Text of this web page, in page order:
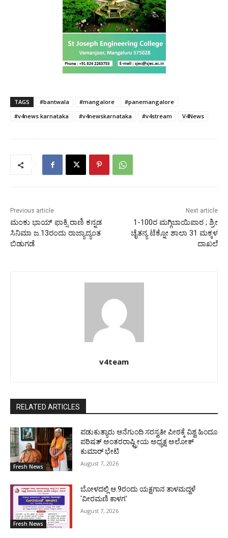
TAGS #bantwala #mangalore
#panemangalore
#v4news karnataka
#v4newskarnataka #v4stream V4News
Previous article
ಮಂಕು ಭಾಯ್ ಫಾಕ್ಸಿ ರಾಣಿ ಕನ್ನಡ
ಸಿನಿಮಾ ಜ.13ರಂದು ರಾಜ್ಯಾದ್ಯಂತ
ಬಿಡುಗಡೆ
Next article
1-100ರ ಮಗ್ಗಿಬಾಯಿಪಾಠ ; ಶ್ರೀ
ಚೈತನ್ಯ ಟೆಕ್ನೋ ಶಾಲಾ 31 ಮಕ್ಕಳ
ದಾಖಲೆ
v4team
RELATED ARTICLES
Fresh News
ಪಡುಕುತ್ಯಾರು ಆನೆಗುಂದಿ ಸರಸ್ವತೀ ಪೀಠಕ್ಕೆ ವಿಶ್ವ ಹಿಂದೂ
ಪರಿಷತ್ ಅಂತರರಾಷ್ಟ್ರೀಯ ಅಧ್ಯಕ್ಷ ಅಲೋಕ್
ಕುಮಾರ್ ಭೇಟಿ
August 7, 2026
Fresh News
ಬೋಳದಲ್ಲಿ ಆ.9ರಂದು ಯಕ್ಷಗಾನ ತಾಳಮದ್ದಳೆ
‘ವೀರಮಣಿ ಕಾಳಗ’
August 7, 2026